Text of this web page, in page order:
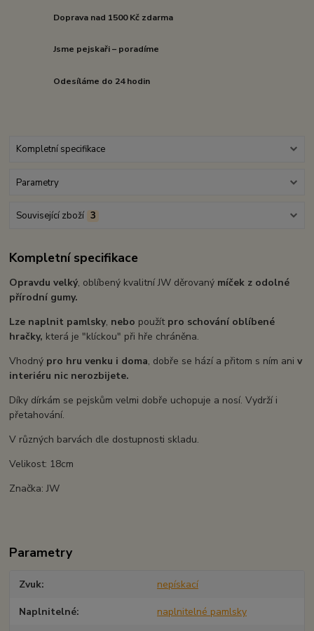
Doprava nad 1500 Kč zdarma
Jsme pejskaři – poradíme
Odesíláme do 24 hodin
Kompletní specifikace
Parametry
Související zboží 3
Kompletní specifikace
Opravdu velký, oblíbený kvalitní JW děrovaný míček z odolné
přírodní gumy.
Lze naplnit pamlsky, nebo použít pro schování oblíbené
hračky, která je "klíckou" při hře chráněna.
Vhodný pro hru venku i doma, dobře se hází a přitom s ním aniv
interiéru nic nerozbijete.
Díky dírkám se pejskům velmi dobře uchopuje a nosí. Vydrží i
přetahování.
V různých barvách dle dostupnosti skladu.
Velikost: 18cm
Značka: JW
Parametry
Zvuk nepískací
Naplnitelné naplnitelné pamlsky